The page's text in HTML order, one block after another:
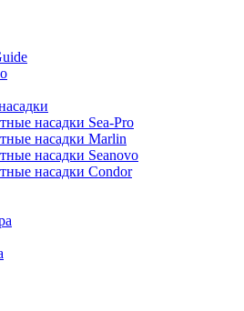
насадки Sea-Pro
насадки Marlin
насадки Seanovo
насадки Condor